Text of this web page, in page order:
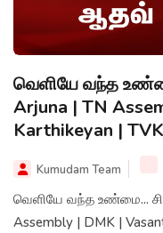
வெளியே வந்த
Arjuna | TN
Karthikeyan | TVK
Kumudam Team
வெளியே வந்த உண்மை...
Assembly | DMK |